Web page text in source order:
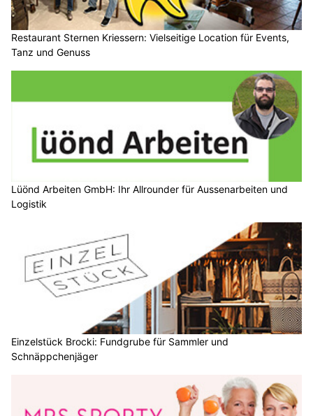
Restaurant Sternen Kriessern: Vielseitige Location für Events,
Tanz und Genuss
Lüönd Arbeiten GmbH: Ihr Allrounder für Aussenarbeiten und
Logistik
Einzelstück Brocki: Fundgrube für Sammler und
Schnäppchenjäger